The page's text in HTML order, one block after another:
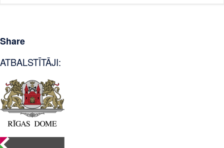
Share
ATBALSTĪTĀJI: